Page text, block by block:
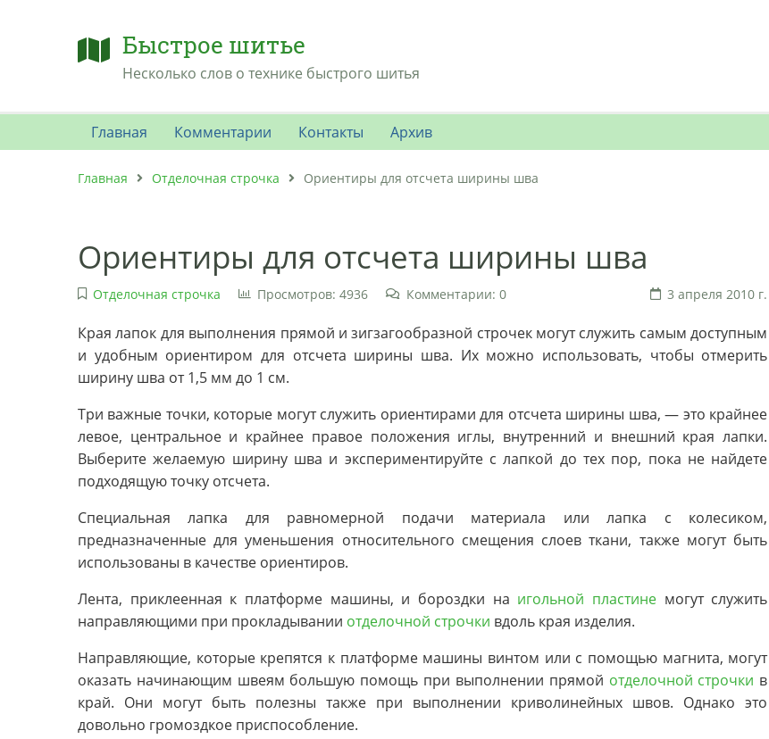
Быстрое шитье
Несколько слов о технике быстрого шитья
Главная Комментарии Контакты Архив
Главная Отделочная строчка Ориентиры для отсчета ширины шва
Ориентиры для отсчета ширины шва
Отделочная строчка Просмотров: 4936 Комментарии: 0 3 апреля 2010 г.
Края лапок для выполнения прямой и зигзагообразной строчек могут служить самым доступным
и удобным ориентиром для отсчета ширины шва. Их можно использовать, чтобы отмерить
ширину шва от 1,5 мм до 1 см.
Три важные точки, которые могут служить ориентирами для отсчета ширины шва, — это крайнее
левое, центральное и крайнее правое положения иглы, внутренний и внешний края лапки.
Выберите желаемую ширину шва и экспериментируйте с лапкой до тех пор, пока не найдете
подходящую точку отсчета.
Специальная лапка для равномерной подачи материала или лапка с колесиком,
предназначенные для уменьшения относительного смещения слоев ткани, также могут быть
использованы в качестве ориентиров.
Лента, приклеенная к платформе машины, и бороздки на игольной пластинемогут служить
направляющими при прокладывании отделочной строчки вдоль края изделия.
Направляющие, которые крепятся к платформе машины винтом или с помощью магнита, могут
оказать начинающим швеям большую помощь при выполнении прямой отделочной строчки в
край. Они могут быть полезны также при выполнении криволинейных швов. Однако это
довольно громоздкое приспособление.